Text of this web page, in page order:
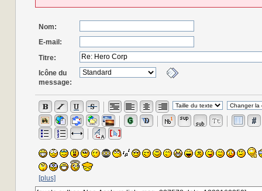
Nom:
E-mail:
Titre:
Icône du
message:
[plus]